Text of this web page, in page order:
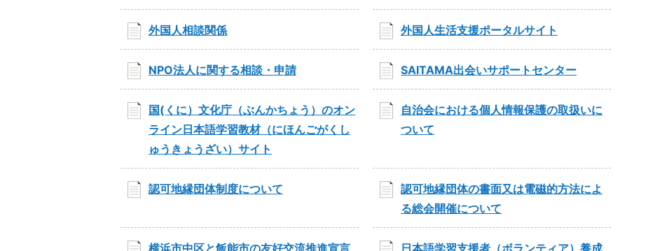
外国人相談関係 外国人生活支援ポータルサイト
NPO法人に関する相談・申請 SAITAMA出会いサポートセンター
国(くに）文化庁（ぶんかちょう）のオン
ライン日本語学習教材（にほんごがくし
ゅうきょうざい）サイト
自治会における個人情報保護の取扱いに
ついて
認可地縁団体制度について
認可地縁団体の書面又は電磁的方法によ
る総会開催について
横浜市中区と飯能市の友好交流推進宣言
日本語学習支援者（ボランティア）養成